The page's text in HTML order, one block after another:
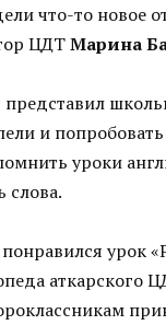
что-то новое
ЦДТМарина
и
уроки
слова.
урок
аткарского